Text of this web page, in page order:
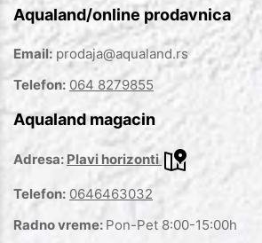
Aqualand/online prodavnica
Email: prodaja@aqualand.rs
Telefon: 064 8279855
Aqualand magacin
Adresa: Plavi horizonti
Telefon: 0646463032
Radno vreme: Pon-Pet 8:00-15:00h